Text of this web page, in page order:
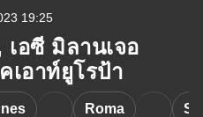
19:25
เอซี มิลานเจอ
เอาท์ยูโรป้า
Roma